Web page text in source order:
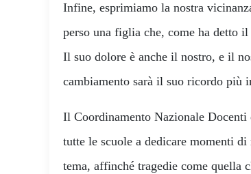
Infine, esprimiamo la nostra
perso una figlia che, come ha detto
Il suo dolore è anche il nostro, e il
cambiamento sarà il suo ricordo più
Il Coordinamento Nazionale
tutte le scuole a dedicare momenti
tema, affinché tragedie come quella